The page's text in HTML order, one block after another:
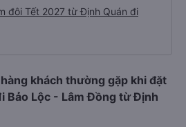
đôi Tết 2027 từ Định Quán đi
khách thường gặp khi đặt
Bảo Lộc - Lâm Đồng từ Định